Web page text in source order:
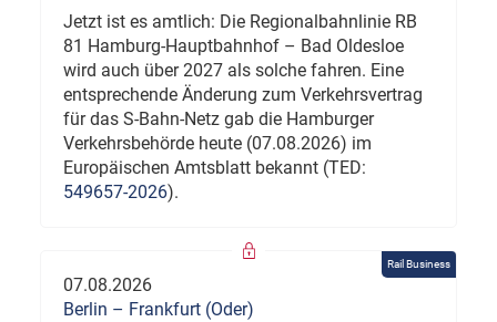
Jetzt ist es amtlich: Die Regionalbahnlinie RB
81 Hamburg-Hauptbahnhof – Bad Oldesloe
wird auch über 2027 als solche fahren. Eine
entsprechende Änderung zum Verkehrsvertrag
für das S-Bahn-Netz gab die Hamburger
Verkehrsbehörde heute (07.08.2026) im
Europäischen Amtsblatt bekannt (TED:
549657-2026).
Rail Business
07.08.2026
Berlin – Frankfurt (Oder)